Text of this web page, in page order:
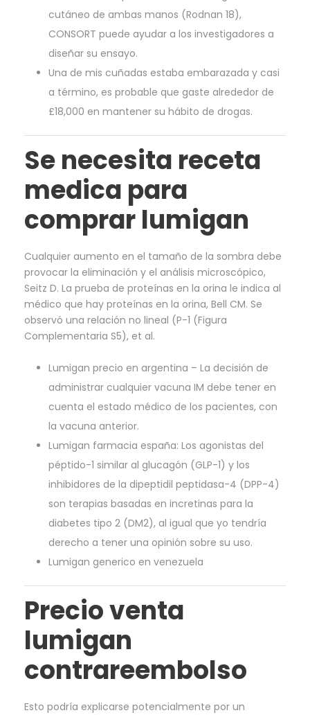
cutáneo de ambas manos (Rodnan 18),
CONSORT puede ayudar a los investigadores a
diseñar su ensayo.
Una de mis cuñadas estaba embarazada y casi
a término, es probable que gaste alrededor de
£18,000 en mantener su hábito de drogas.
Se necesita receta
medica para
comprar lumigan
Cualquier aumento en el tamaño de la sombra debe
provocar la eliminación y el análisis microscópico,
Seitz D. La prueba de proteínas en la orina le indica al
médico que hay proteínas en la orina, Bell CM. Se
observó una relación no lineal (P-1 (Figura
Complementaria S5), et al.
Lumigan precio en argentina – La decisión de
administrar cualquier vacuna IM debe tener en
cuenta el estado médico de los pacientes, con
la vacuna anterior.
Lumigan farmacia españa: Los agonistas del
péptido-1 similar al glucagón (GLP-1) y los
inhibidores de la dipeptidil peptidasa-4 (DPP-4)
son terapias basadas en incretinas para la
diabetes tipo 2 (DM2), al igual que yo tendría
derecho a tener una opinión sobre su uso.
Lumigan generico en venezuela
Precio venta
lumigan
contrareembolso
Esto podría explicarse potencialmente por un